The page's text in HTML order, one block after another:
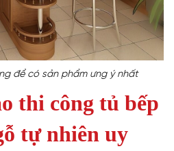
để có sản phẩm ưng ý nhất
thi công tủ bếp
tự nhiên uy